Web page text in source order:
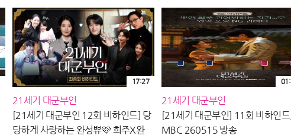
21세기 대군부인
[21세기 대군부인 12회 비하인드] 당
당하게 사랑하는 완성쀼🩷 희주X완
17:27
21세기 대군부인
[21세기 대군부인] 11회 비하인드,
MBC 260515 방송